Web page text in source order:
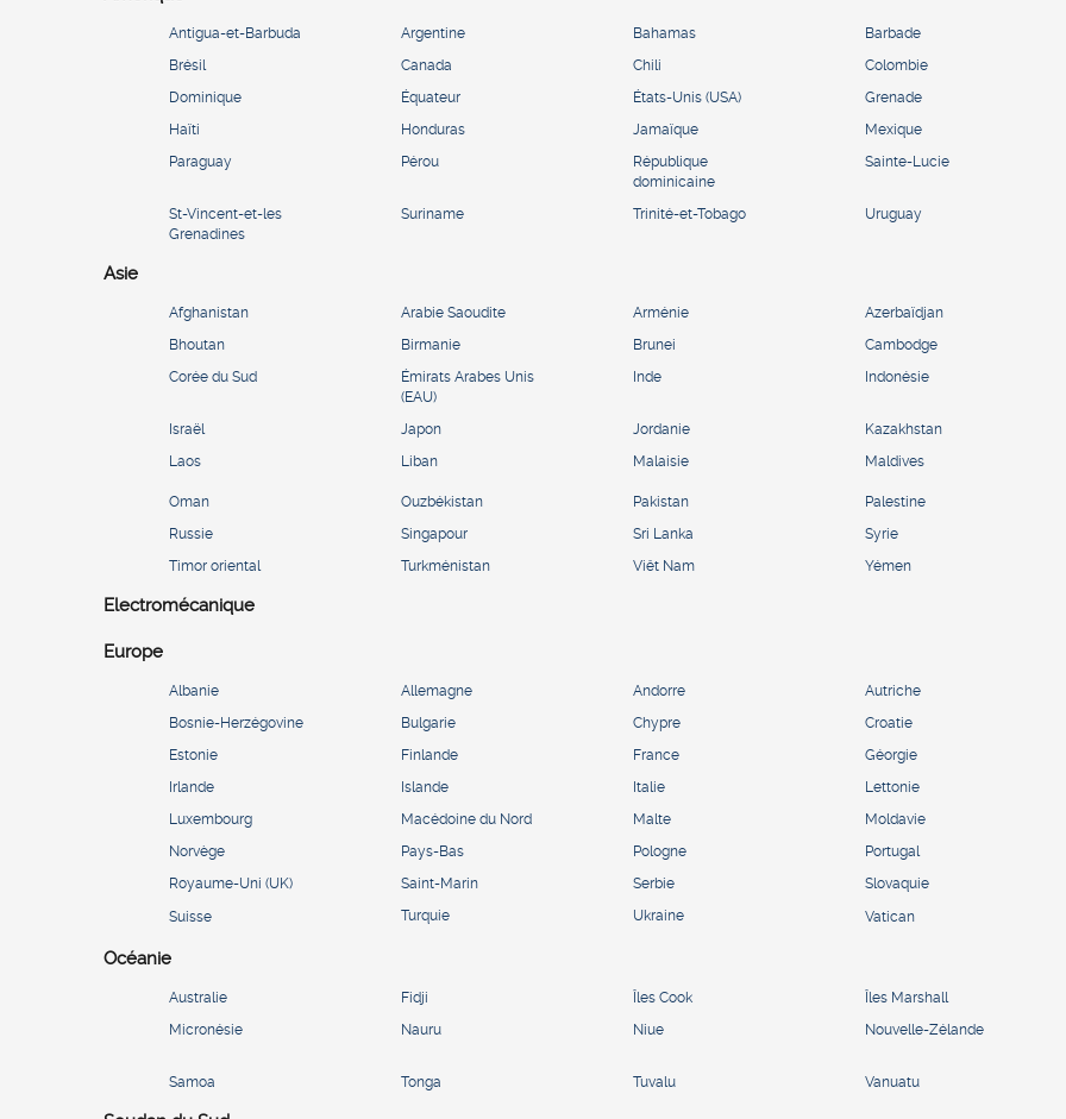
Antigua-et-Barbuda Argentine Bahamas Barbade
Brésil
Canada Chili Colombie
Dominique
Équateur États-Unis (USA) Grenade
Haïti
Honduras Jamaïque Mexique
Paraguay
Pérou
République
dominicaine
Sainte-Lucie
St-Vincent-et-les
Grenadines
Suriname Trinité-et-Tobago Uruguay
Asie
Afghanistan Arabie Saoudite Arménie Azerbaïdjan
Bhoutan
Birmanie Brunei Cambodge
Corée du Sud
Émirats Arabes Unis
(EAU)
Inde Indonésie
Israël Japon Jordanie Kazakhstan
Laos
Liban Malaisie Maldives
Oman Ouzbékistan Pakistan Palestine
Russie
Singapour Sri Lanka Syrie
Timor oriental
Turkménistan Viêt Nam Yémen
Electromécanique
Europe
Albanie Allemagne Andorre Autriche
Bosnie-Herzégovine
Bulgarie Chypre Croatie
Estonie
Finlande France Géorgie
Irlande
Islande Italie Lettonie
Luxembourg
Macédoine du Nord Malte Moldavie
Norvège
Pays-Bas Pologne Portugal
Royaume-Uni (UK)
Saint-Marin Serbie Slovaquie
Suisse Turquie Ukraine Vatican
Océanie
Australie Fidji Îles Cook Îles Marshall
Micronésie
Nauru Niue Nouvelle-Zélande
Samoa
Tonga Tuvalu Vanuatu